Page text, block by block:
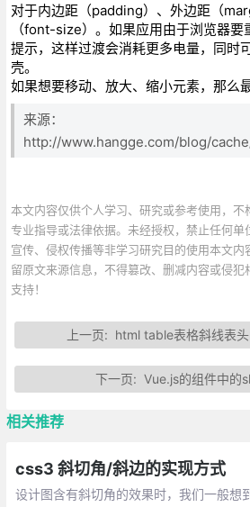
对于内边距（padding）、外边距（
（font-size）。如果应用由于浏览器
提示，这样过渡会消耗更多电量，同时
壳。
如果想要移动、放大、缩小元素，那么
来源：
http://www.hangge.com/blog/
本文内容仅供个人学习、研究或参考使用，不
专业指导或法律依据。未经授权，禁止任何单
宣传、侵权传播等非学习研究目的使用本文
留原文来源信息，不得篡改、删减内容或侵犯
支持！
上一页: html table表格斜线表
下一页: Vue.js的组件中的
相关推荐
css3 斜切角/斜边的实现方式
设计图含有斜切角的效果时，我们一般想